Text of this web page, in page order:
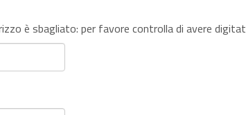
è sbagliato: per favore controlla di avere